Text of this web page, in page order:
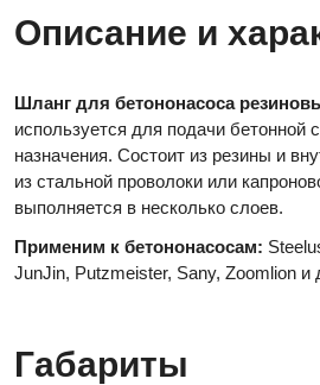
Описание и
Шланг для бетононасоса
используется для подачи бетонной
назначения. Состоит из резины и
из стальной проволоки или
выполняется в несколько слоев.
Применим к бетононасосам:
JunJin, Putzmeister, Sany, Zoomlion и
Габариты